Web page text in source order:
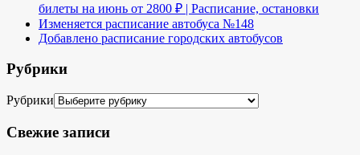
билеты на июнь от 2800 ₽ | Расписание, остановки
Изменяется расписание автобуса №148
Добавлено расписание городских автобусов
Рубрики
Рубрики
Свежие записи